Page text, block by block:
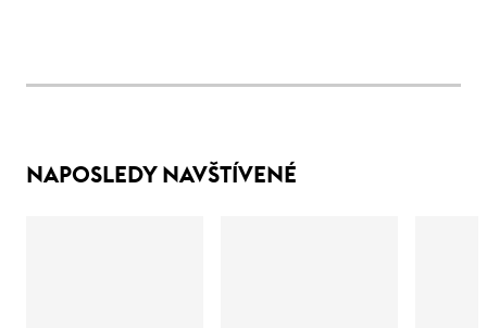
NAPOSLEDY NAVŠTÍVENÉ